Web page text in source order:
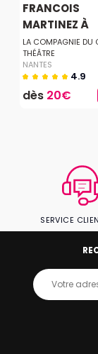
FRANCOIS
MARTINEZ À
NANTES
LA COMPAGNIE DU
THÉÂTRE
NANTES
4.9
dès 20€
SERVICE